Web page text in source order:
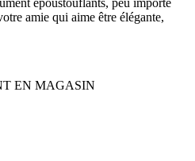
époustouflants, peu importe
amie qui aime être élégante,
EN MAGASIN